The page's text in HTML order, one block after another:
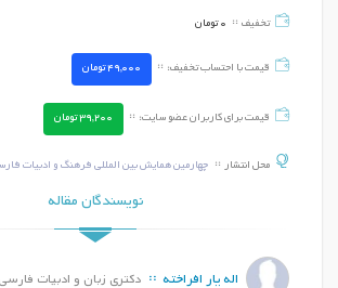
تخفیف 0 تومان
قیمت با احتساب تخفیف: 49,000تومان
قیمت برای کاربران عضو سایت: 39,200تومان
محل انتشار چهارمین همایش بین المللی فرهنگ و ادبیات
نویسندگان مقاله
اله یار افراخته دکتری زبان و ادبیات